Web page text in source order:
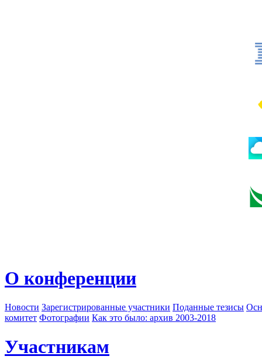
О конференции
Новости Зарегистрированные участники Поданные тезисы
комитет Фотографии Как это было: архив 2003-2018
Участникам